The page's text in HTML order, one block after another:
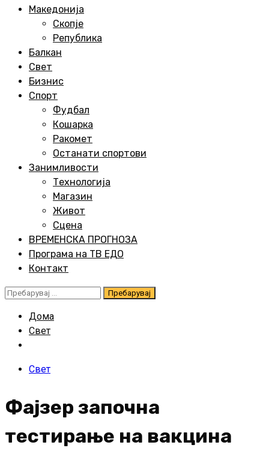
Македонија
Скопје
Република
Балкан
Свет
Бизнис
Спорт
Фудбал
Кошарка
Ракомет
Останати спортови
Занимливости
Технологија
Магазин
Живот
Сцена
ВРЕМЕНСКА ПРОГНОЗА
Програма на ТВ ЕДО
Контакт
Пребарувај
Дома
Свет
Свет
Фајзер започна
тестирање на вакцина